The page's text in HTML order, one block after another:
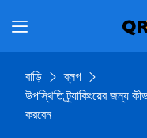
বাড়ি
ব্লগ
উপস্থিতি ট্র্যাকিংয়ের জন্য
করবেন